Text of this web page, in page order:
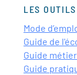
LES
Mode
Guide de
Guide
Guide